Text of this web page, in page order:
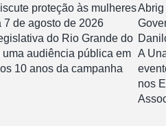
proteção às mulheres
7 de agosto de 2026
do Rio Grande do
uma audiência pública em
10 anos da campanha
Abrig
A
nos